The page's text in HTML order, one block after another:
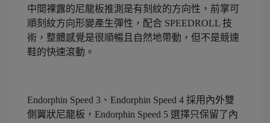
中間裸露的尼龍板推測是有刻紋的方向性，前掌可
順刻紋方向形變產生彈性，配合 SPEEDROLL 技
術，整體感覺是很順暢且自然地帶動，但不是競速
鞋的快速滾動。
Endorphin Speed 3、Endorphin Speed 4 採用內外雙
側翼狀尼龍板，Endorphin Speed 5 選擇只保留了內